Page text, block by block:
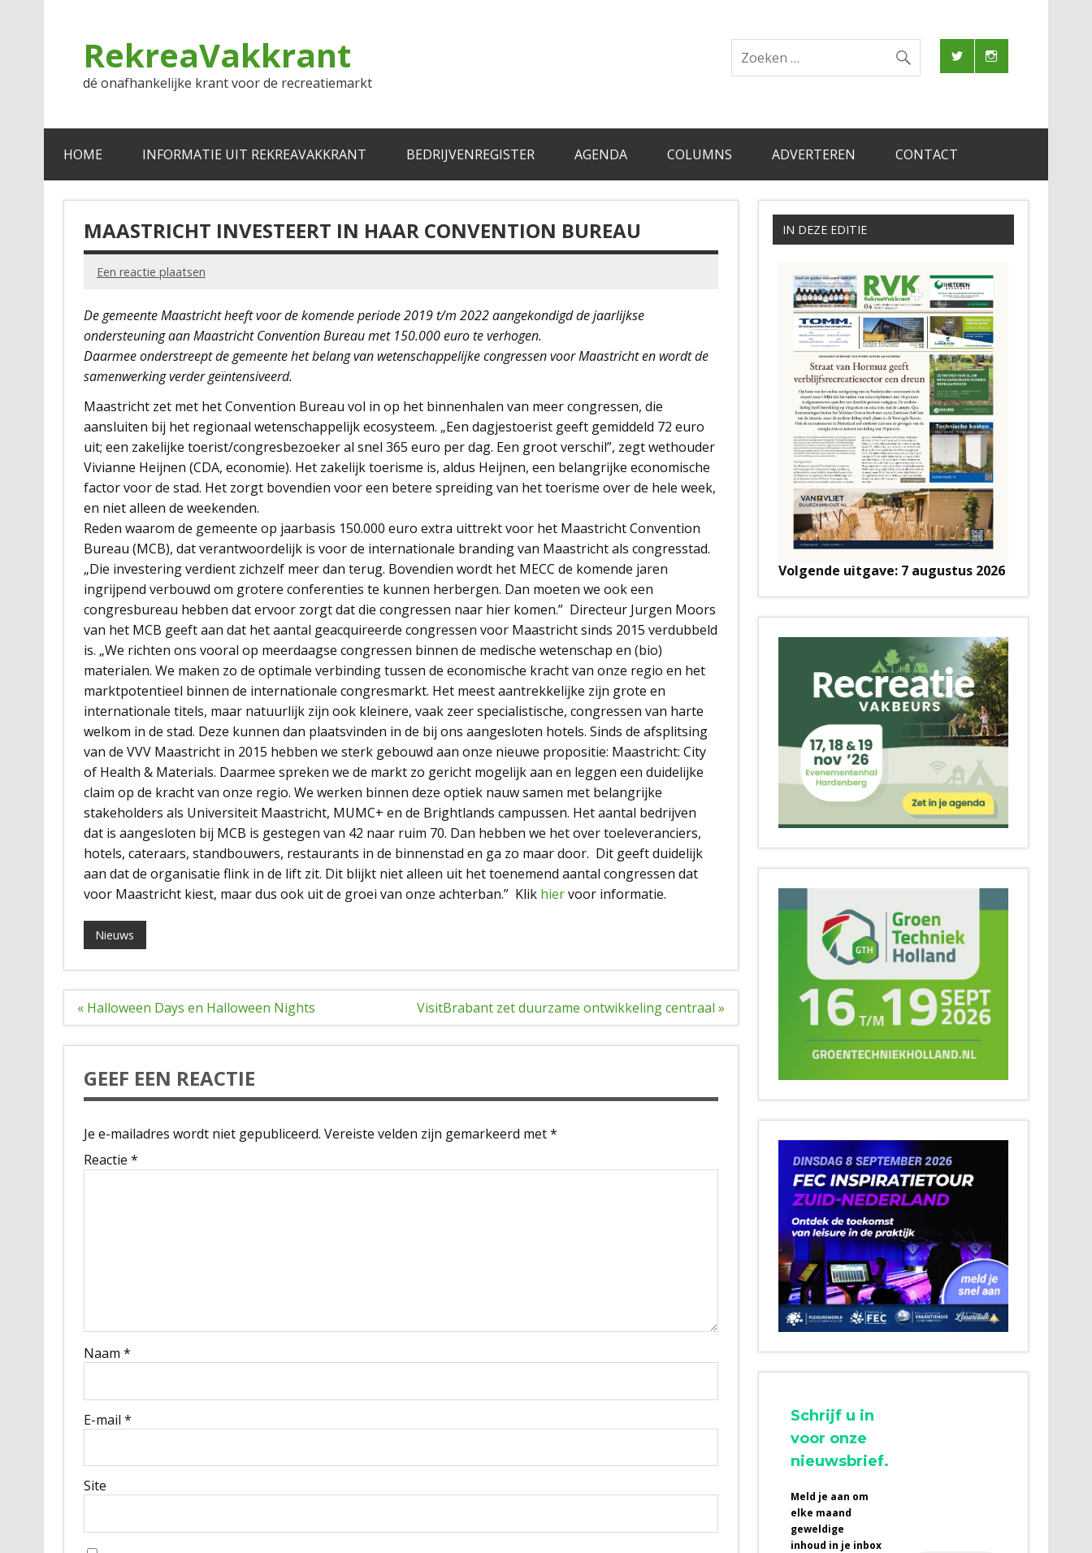
RekreaVakkrant
dé onafhankelijke krant voor de recreatiemarkt
HOME INFORMATIE UIT REKREAVAKKRANT BEDRIJVENREGISTER AGENDA COLUMNS ADVERTEREN CONTACT
MAASTRICHT INVESTEERT IN HAAR CONVENTION BUREAU
Een reactie plaatsen
De gemeente Maastricht heeft voor de komende periode 2019 t/m 2022 aangekondigd de jaarlijkse
ondersteuning aan Maastricht Convention Bureau met 150.000 euro te verhogen.
Daarmee onderstreept de gemeente het belang van wetenschappelijke congressen voor Maastricht en wordt de
samenwerking verder geïntensiveerd.
Maastricht zet met het Convention Bureau vol in op het binnenhalen van meer congressen, die
aansluiten bij het regionaal wetenschappelijk ecosysteem. „Een dagjestoerist geeft gemiddeld 72 euro
uit; een zakelijke toerist/congresbezoeker al snel 365 euro per dag. Een groot verschil”, zegt wethouder
Vivianne Heijnen (CDA, economie). Het zakelijk toerisme is, aldus Heijnen, een belangrijke economische
factor voor de stad. Het zorgt bovendien voor een betere spreiding van het toerisme over de hele week,
en niet alleen de weekenden.
Reden waarom de gemeente op jaarbasis 150.000 euro extra uittrekt voor het Maastricht Convention
Bureau (MCB), dat verantwoordelijk is voor de internationale branding van Maastricht als congresstad.
„Die investering verdient zichzelf meer dan terug. Bovendien wordt het MECC de komende jaren
ingrijpend verbouwd om grotere conferenties te kunnen herbergen. Dan moeten we ook een
congresbureau hebben dat ervoor zorgt dat die congressen naar hier komen.” Directeur Jurgen Moors
van het MCB geeft aan dat het aantal geacquireerde congressen voor Maastricht sinds 2015 verdubbeld
is. „We richten ons vooral op meerdaagse congressen binnen de medische wetenschap en (bio)
materialen. We maken zo de optimale verbinding tussen de economische kracht van onze regio en het
marktpotentieel binnen de internationale congresmarkt. Het meest aantrekkelijke zijn grote en
internationale titels, maar natuurlijk zijn ook kleinere, vaak zeer specialistische, congressen van harte
welkom in de stad. Deze kunnen dan plaatsvinden in de bij ons aangesloten hotels. Sinds de afsplitsing
van de VVV Maastricht in 2015 hebben we sterk gebouwd aan onze nieuwe propositie: Maastricht: City
of Health & Materials. Daarmee spreken we de markt zo gericht mogelijk aan en leggen een duidelijke
claim op de kracht van onze regio. We werken binnen deze optiek nauw samen met belangrijke
stakeholders als Universiteit Maastricht, MUMC+ en de Brightlands campussen. Het aantal bedrijven
dat is aangesloten bij MCB is gestegen van 42 naar ruim 70. Dan hebben we het over toeleveranciers,
hotels, cateraars, standbouwers, restaurants in de binnenstad en ga zo maar door. Dit geeft duidelijk
aan dat de organisatie flink in de lift zit. Dit blijkt niet alleen uit het toenemend aantal congressen dat
voor Maastricht kiest, maar dus ook uit de groei van onze achterban.” Klik hiervoor informatie.
Nieuws
Bericht
« Halloween Days en Halloween Nights VisitBrabant zet duurzame ontwikkeling centraal »
GEEF EEN REACTIE
Je e-mailadres wordt niet gepubliceerd. Vereiste velden zijn gemarkeerd met*
Reactie *
Naam *
E-mail *
Site
IN DEZE EDITIE
Volgende uitgave: 7 augustus 2026
Schrijf u in
voor onze
nieuwsbrief.
Meld je aan om
elke maand
geweldige
inhoud in je inbox